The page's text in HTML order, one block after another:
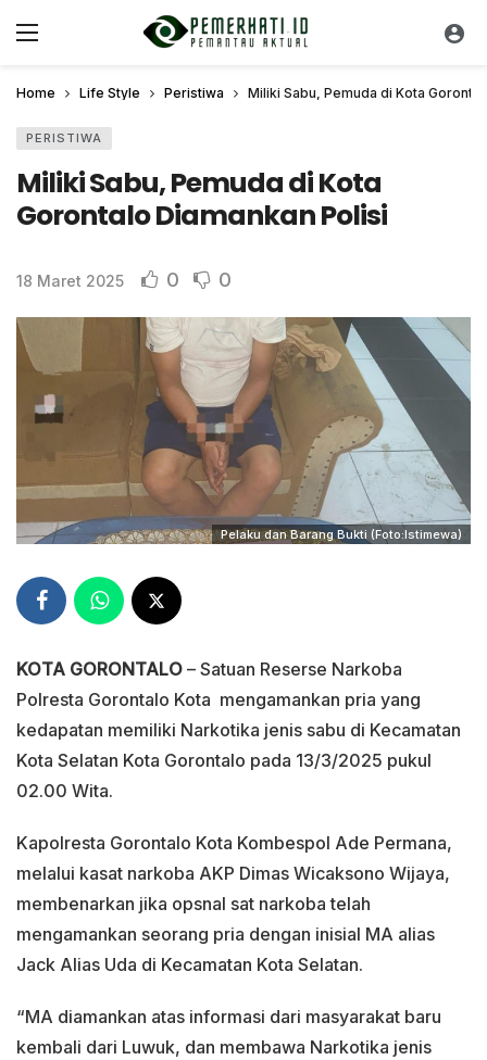
Home Life Style Peristiwa Miliki Sabu, Pemuda di Kota
PERISTIWA
Miliki Sabu, Pemuda di Kota
Gorontalo Diamankan Polisi
18 Maret 2025 0 0
Pelaku dan Barang Bukti (Foto:Istimewa)
KOTA GORONTALO – Satuan Reserse Narkoba
Polresta Gorontalo Kota mengamankan pria yang
kedapatan memiliki Narkotika jenis sabu di Kecamatan
Kota Selatan Kota Gorontalo pada 13/3/2025 pukul
02.00 Wita.
Kapolresta Gorontalo Kota Kombespol Ade Permana,
melalui kasat narkoba AKP Dimas Wicaksono Wijaya,
membenarkan jika opsnal sat narkoba telah
mengamankan seorang pria dengan inisial MA alias
Jack Alias Uda di Kecamatan Kota Selatan.
“MA diamankan atas informasi dari masyarakat baru
kembali dari Luwuk, dan membawa Narkotika jenis